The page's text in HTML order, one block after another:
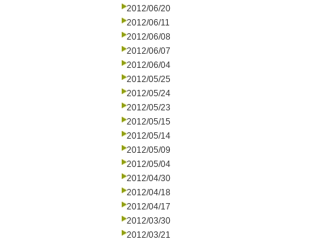
2012/06/20
2012/06/11
2012/06/08
2012/06/07
2012/06/04
2012/05/25
2012/05/24
2012/05/23
2012/05/15
2012/05/14
2012/05/09
2012/05/04
2012/04/30
2012/04/18
2012/04/17
2012/03/30
2012/03/21